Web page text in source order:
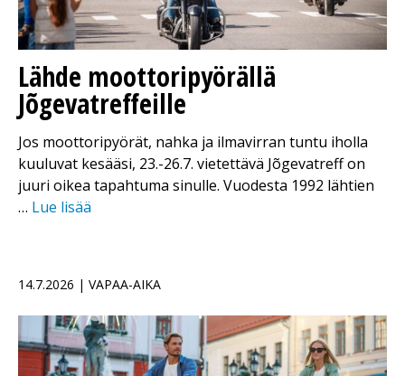
Lähde moottoripyörällä
Jõgevatreffeille
Jos moottoripyörät, nahka ja ilmavirran tuntu iholla
kuuluvat kesääsi, 23.-26.7. vietettävä Jõgevatreff on
juuri oikea tapahtuma sinulle. Vuodesta 1992 lähtien
… Lue lisää
14.7.2026 | VAPAA-AIKA